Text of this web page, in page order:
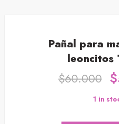
Pañal para
leoncitos
$60.000 $
1 in